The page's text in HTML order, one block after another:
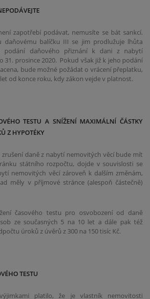
zapotřebí podávat, nemusíte se bát sankcí.
daňovému balíčku III se jim prodlužuje lhůta
podání daňového přiznání k dani z nabytí
31. prosince 2020. Pokud však již k jeho podání
bude možné požádat o vrácení přeplatku,
od konce roku, kdy zákon vejde v platnost.
TESTU A SNÍŽENÍ MAXIMÁLNÍ ČÁSTKY
Z HYPOTÉKY
daně z nabytí nemovitých věcí bude mít
státního rozpočtu, dojde v souvislosti se
nemovitých věcí zároveň k dalším změnám,
měly v příjmové stránce (alespoň částečně)
časového testu pro osvobození od daně
ze současných 5 na 10 let a dále pak též
úroků z úvěrů z 300 na 150 tisíc Kč.
TESTU
platilo, že je vlastník nemovitosti